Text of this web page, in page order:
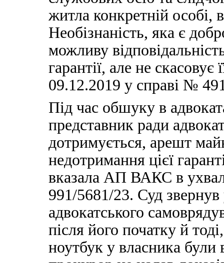
житла конкретній особі,
Необізнаність, яка є
можливу
гарантії, але не
09.12.2019 у справі №
Під час обшуку в
представник ради
дотримується, арешт
недотримання цієї
вказала АП ВАКС в
991/5681/23. Суд
адвокатського
після його початку й
ноутбук у власника були